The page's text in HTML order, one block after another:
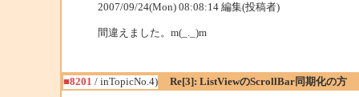
2007/09/24(Mon) 08:08:14 編集(投稿者)
間違えました。m(_._)m
■8201 / inTopicNo.4)
Re[3]: ListViewのScrollBar同期化の方